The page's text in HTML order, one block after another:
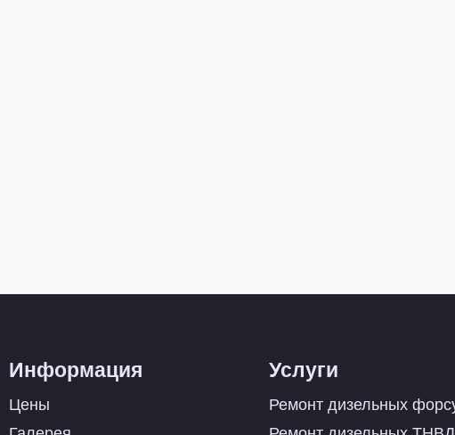
Информация
Цены
Услуги
Ремонт дизельных